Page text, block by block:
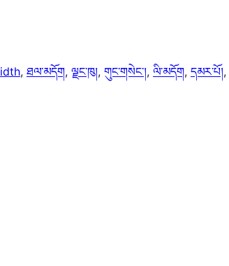
, ཐལ་མདོག, ལྗང་ཁུ།, གུང་གསེང་།, ལི་མདོག, དམར་པོ།,